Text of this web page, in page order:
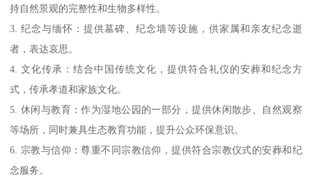
持自然景观的完整性和生物多样性。
3. 纪念与缅怀：提供墓碑、纪念墙等设施，供家属和亲友纪念逝
者，表达哀思。
4. 文化传承：结合中国传统文化，提供符合礼仪的安葬和纪念方
式，传承孝道和家族文化。
5. 休闲与教育：作为湿地公园的一部分，提供休闲散步、自然观察
等场所，同时兼具生态教育功能，提升公众环保意识。
6. 宗教与信仰：尊重不同宗教信仰，提供符合宗教仪式的安葬和纪
念服务。